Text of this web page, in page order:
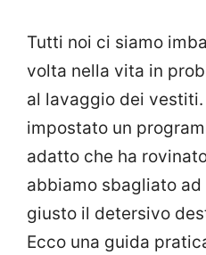
Tutti noi ci siamo
volta nella vita in
al lavaggio dei
impostato un
adatto che ha
abbiamo sbagliato
giusto il detersivo
Ecco una guida